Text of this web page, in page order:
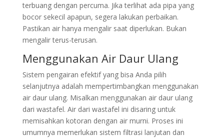
terbuang dengan percuma. Jika terlihat ada pipa yang
bocor sekecil apapun, segera lakukan perbaikan.
Pastikan air hanya mengalir saat diperlukan. Bukan
mengalir terus-terusan.
Menggunakan Air Daur Ulang
Sistem pengairan efektif yang bisa Anda pilih
selanjutnya adalah mempertimbangkan menggunakan
air daur ulang. Misalkan menggunakan air daur ulang
dari wastafel. Air dari wastafel ini disaring untuk
memisahkan kotoran dengan air murni. Proses ini
umumnya memerlukan sistem filtrasi lanjutan dan